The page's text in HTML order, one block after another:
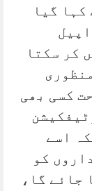
گیا
کر سکتا
سیکشن 48 کے تحت کسی بھی
2019 کے نوٹیفکیشن
اسے
کو
جائے گا،